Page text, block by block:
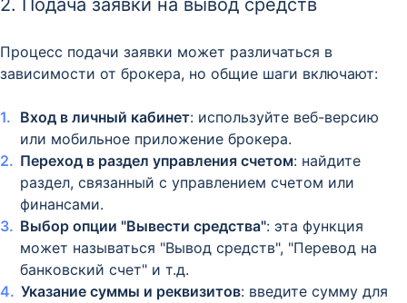
2. Подача заявки на вывод средств
Процесс подачи заявки может различаться в
зависимости от брокера, но общие шаги включают:​
Вход в личный кабинет: используйте веб-версию
или мобильное приложение брокера.​
Переход в раздел управления счетом: найдите
раздел, связанный с управлением счетом или
финансами.​
Выбор опции "Вывести средства": эта функция
может называться "Вывод средств", "Перевод на
банковский счет" и т.д.​
Указание суммы и реквизитов: введите сумму для